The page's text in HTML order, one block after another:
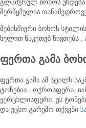
გლამურულ ბოხოს
შერწყმულია
მებისმიერი ბოხოს
ხელით ნაკეთებ ნივთებს ,
ფერთა გამა
ფერთა გამა ამ სტილს
ტონებია : ოქროსფერი,
ვერცხლისფერი. ეს
და უცხო გარემო თქვენი